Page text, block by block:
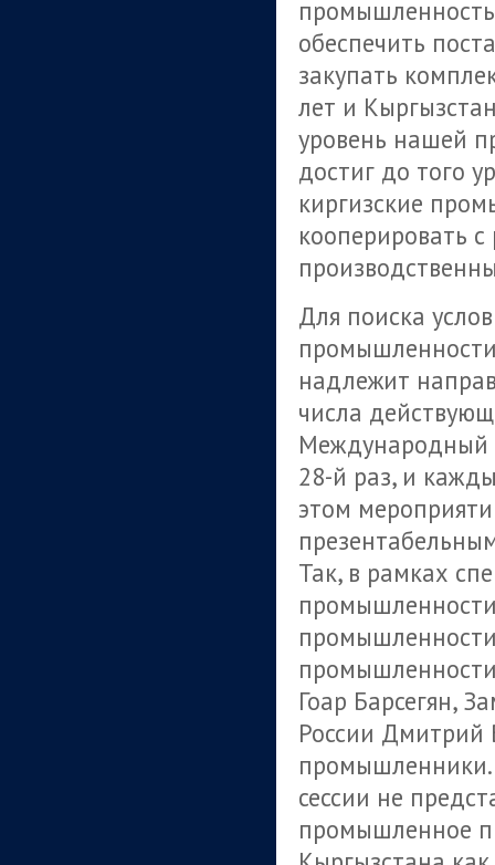
обеспечить
закупать
лет и
уровень нашей
достиг до того
киргизские
кооперировать
Для поиска
надлежит
числа
Международный
28-й раз, и
этом
Так, в рамках
Гоар Барсегян,
России Дмитрий
промышленники.
сессии не
промышленное